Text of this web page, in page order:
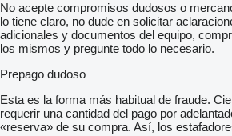
No acepte compromisos dudosos o
lo tiene claro, no dude en solicitar
adicionales y documentos del equipo,
los mismos y pregunte todo lo necesario.
Prepago dudoso
Esta es la forma más habitual de fraude.
requerir una cantidad del pago por
«reserva» de su compra. Así, los